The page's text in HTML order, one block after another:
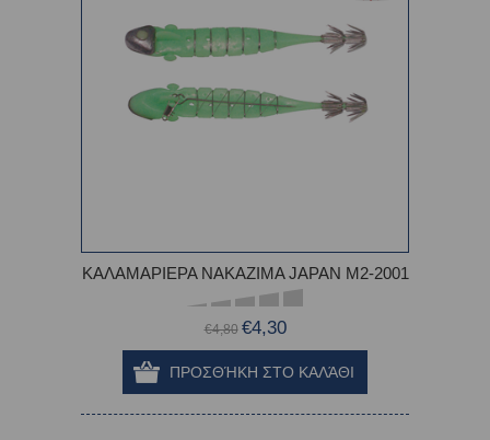
ΚΑΛΑΜΑΡΙΕΡΑ ΝΑΚΑΖΙΜΑ JAPAN M2-2001
€4,80 €4,30